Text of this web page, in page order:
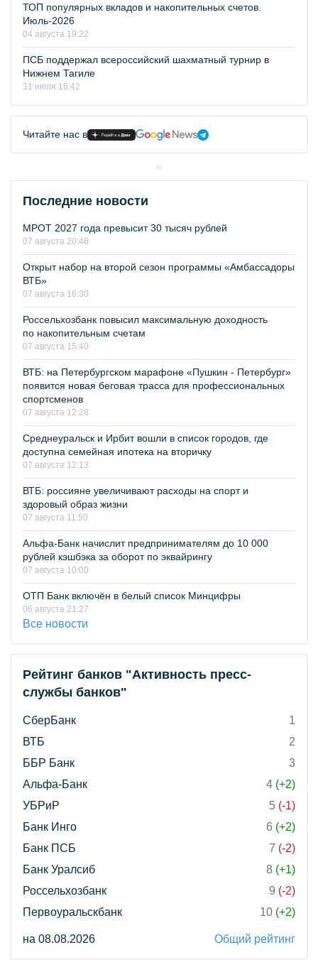
ТОП популярных вкладов и накопительных счетов.
Июль-2026
04 августа 19:22
ПСБ поддержал всероссийский шахматный турнир в
Нижнем Тагиле
31 июля 16:42
Читайте нас в
Последние новости
МРОТ 2027 года превысит 30 тысяч рублей
07 августа 20:46
Открыт набор на второй сезон программы «Амбассадоры
ВТБ»
07 августа 16:30
Россельхозбанк повысил максимальную доходность
по накопительным счетам
07 августа 15:40
ВТБ: на Петербургском марафоне «Пушкин - Петербург»
появится новая беговая трасса для профессиональных
спортсменов
07 августа 12:28
Среднеуральск и Ирбит вошли в список городов, где
доступна семейная ипотека на вторичку
07 августа 12:13
ВТБ: россияне увеличивают расходы на спорт и
здоровый образ жизни
07 августа 11:50
Альфа-Банк начислит предпринимателям до 10 000
рублей кэшбэка за оборот по эквайрингу
07 августа 10:00
ОТП Банк включён в белый список Минцифры
06 августа 21:27
Все новости
Рейтинг банков "Активность пресс-
службы банков"
СберБанк
1
ВТБ
2
ББР Банк
3
Альфа-Банк
4 (+2)
УБРиР
5 (-1)
Банк Инго
6 (+2)
Банк ПСБ
7 (-2)
Банк Уралсиб
8 (+1)
Россельхозбанк
9 (-2)
Первоуральскбанк
10 (+2)
на 08.08.2026 Общий рейтинг